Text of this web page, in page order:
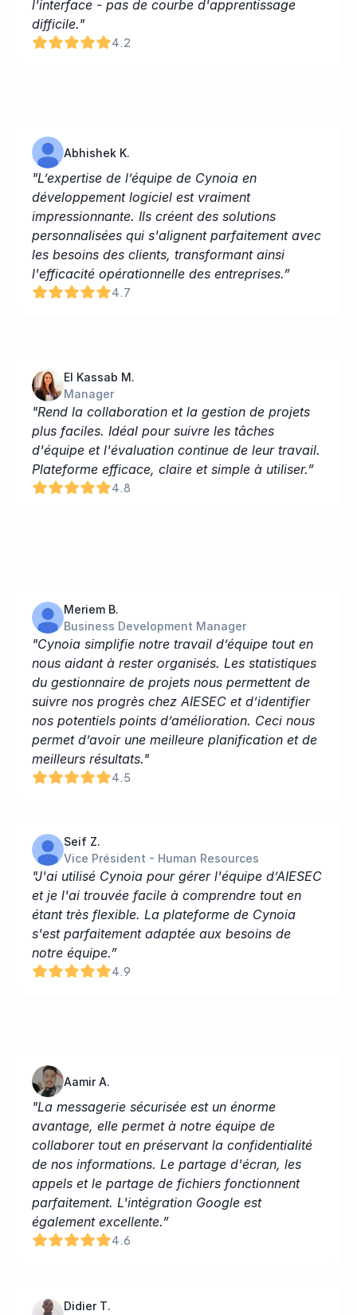
l'interface - pas de courbe d'apprentissage
difficile."
4.2
Abhishek K.
"L’expertise de l’équipe de Cynoia en
développement logiciel est vraiment
impressionnante. Ils créent des solutions
personnalisées qui s'alignent parfaitement avec
les besoins des clients, transformant ainsi
l'efficacité opérationnelle des entreprises.”
4.7
El Kassab M.
Manager
"Rend la collaboration et la gestion de projets
plus faciles. Idéal pour suivre les tâches
d'équipe et l'évaluation continue de leur travail.
Plateforme efficace, claire et simple à utiliser.”
4.8
Meriem B.
Business Development Manager
"Cynoia simplifie notre travail d’équipe tout en
nous aidant à rester organisés. Les statistiques
du gestionnaire de projets nous permettent de
suivre nos progrès chez AIESEC et d’identifier
nos potentiels points d’amélioration. Ceci nous
permet d’avoir une meilleure planification et de
meilleurs résultats."
4.5
Seif Z.
Vice Président - Human Resources
"J'ai utilisé Cynoia pour gérer l'équipe d’AIESEC
et je l'ai trouvée facile à comprendre tout en
étant très flexible. La plateforme de Cynoia
s'est parfaitement adaptée aux besoins de
notre équipe.”
4.9
Aamir A.
"La messagerie sécurisée est un énorme
avantage, elle permet à notre équipe de
collaborer tout en préservant la confidentialité
de nos informations. Le partage d'écran, les
appels et le partage de fichiers fonctionnent
parfaitement. L'intégration Google est
également excellente.”
4.6
Didier T.